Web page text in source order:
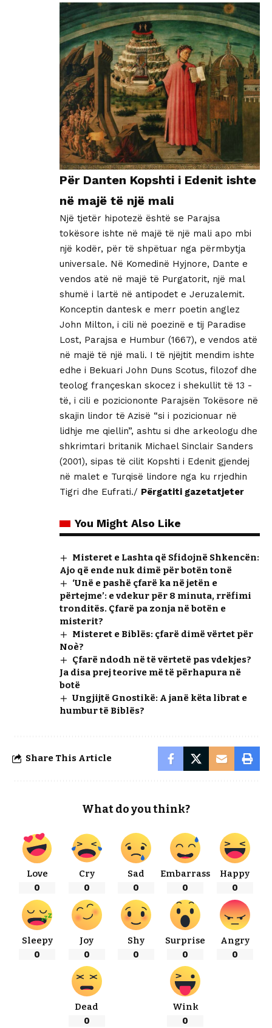
Për Danten Kopshti i Edenit ishte
në majë të një mali
Një tjetër hipotezë është se Parajsa
tokësore ishte në majë të një mali apo mbi
një kodër, për të shpëtuar nga përmbytja
universale. Në Komedinë Hyjnore, Dante e
vendos atë në majë të Purgatorit, një mal
shumë i lartë në antipodet e Jeruzalemit.
Konceptin dantesk e merr poetin anglez
John Milton, i cili në poezinë e tij Paradise
Lost, Parajsa e Humbur (1667), e vendos atë
në majë të një mali. I të njëjtit mendim ishte
edhe i Bekuari John Duns Scotus, filozof dhe
teolog françeskan skocez i shekullit të 13 -
të, i cili e poziciononte Parajsën Tokësore në
skajin lindor të Azisë “si i pozicionuar në
lidhje me qiellin”, ashtu si dhe arkeologu dhe
shkrimtari britanik Michael Sinclair Sanders
(2001), sipas të cilit Kopshti i Edenit gjendej
në malet e Turqisë lindore nga ku rrjedhin
Tigri dhe Eufrati./ Përgatiti gazetatjeter
You Might Also Like
Misteret e Lashta që Sfidojnë Shkencën:
Ajo që ende nuk dimë për botën tonë
‘Unë e pashë çfarë ka në jetën e
përtejme’: e vdekur për 8 minuta, rrëfimi
tronditës. Çfarë pa zonja në botën e
misterit?
Misteret e Biblës: çfarë dimë vërtet për
Noè?
Çfarë ndodh në të vërtetë pas vdekjes?
Ja disa prej teorive më të përhapura në
botë
Ungjijtë Gnostikë: A janë këta librat e
humbur të Biblës?
Share This Article
What do you think?
Love
0
Cry
0
Sad
0
Embarrass
0
Happy
0
Sleepy
0
Joy
0
Shy
0
Surprise
0
Angry
0
Dead
0
Wink
0